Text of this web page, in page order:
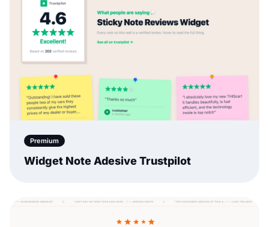
Premium
Widget Note Adesive Trustpilot